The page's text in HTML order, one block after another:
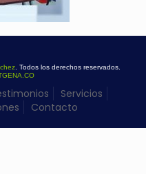
. Todos los derechos reservados.
Servicios
Contacto